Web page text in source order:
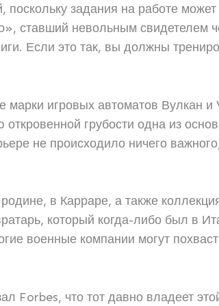
задания на работе
ставший невольным свидетелем
Если это так, вы должны
игровых автоматов Вулкан и
грубости одна из
не происходило ничего
в Карраре, а также
который когда-либо был в
военные компании могут
Forbes, что тот давно владеет